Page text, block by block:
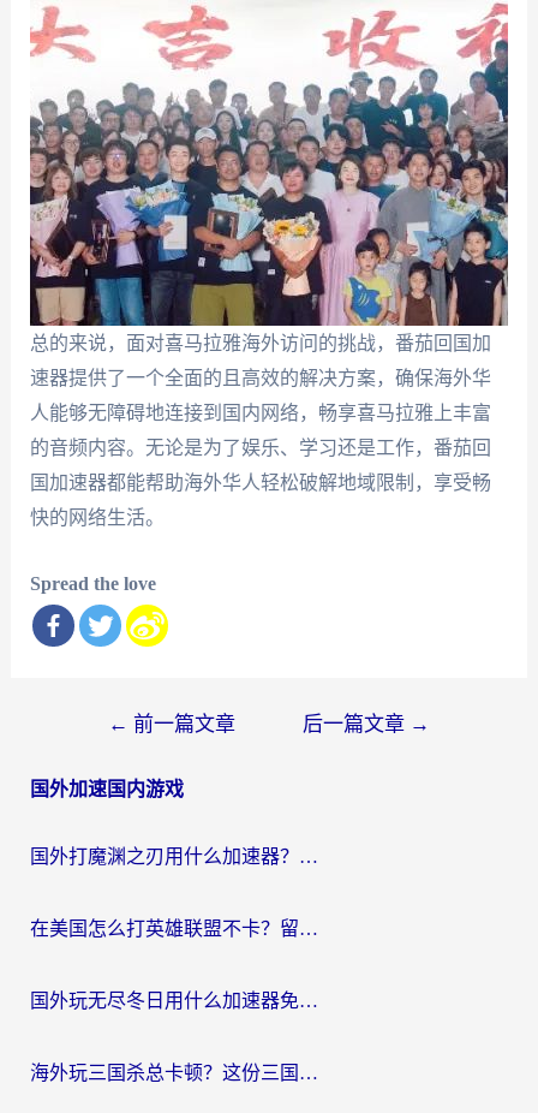
总的来说，面对喜马拉雅海外访问的挑战，番茄回国加
速器提供了一个全面的且高效的解决方案，确保海外华
人能够无障碍地连接到国内网络，畅享喜马拉雅上丰富
的音频内容。无论是为了娱乐、学习还是工作，番茄回
国加速器都能帮助海外华人轻松破解地域限制，享受畅
快的网络生活。
Spread the love
导
← 前一篇文章 后一篇文章 →
国外加速国内游戏
国外打魔渊之刃用什么加速器？2026海外玩家国服游戏加速全攻略（附闪耀暖暖&复苏的魔女避坑指南）
在美国怎么打英雄联盟不卡？留学生亲测的国服游戏加速全攻略
国外玩无尽冬日用什么加速器免费？海外党国服游戏加速避坑指南
海外玩三国杀总卡顿？这份三国杀游戏加速器指南帮你告别延迟烦恼